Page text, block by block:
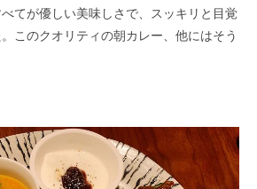
てが優しい美味しさで、スッキリと目覚
このクオリティの朝カレー、他にはそう